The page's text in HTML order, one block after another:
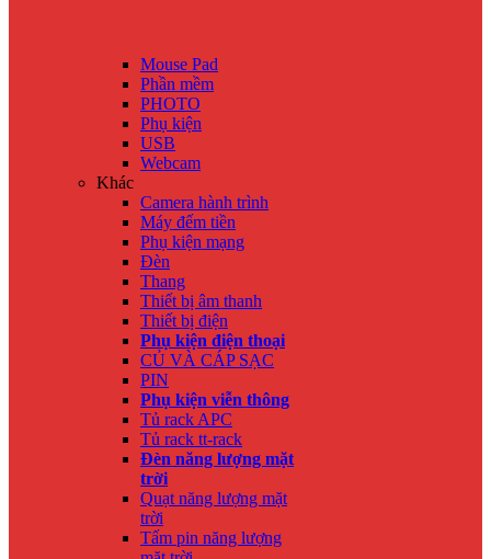
Mouse Pad
Phần mềm
PHOTO
Phụ kiện
USB
Webcam
Khác
Camera hành trình
Máy đếm tiền
Phụ kiện mạng
Đèn
Thang
Thiết bị âm thanh
Thiết bị điện
Phụ kiện điện thoại
CỦ VÀ CÁP SẠC
PIN
Phụ kiện viễn thông
Tủ rack APC
Tủ rack tt-rack
Đèn năng lượng mặt
trời
Quạt năng lượng mặt
trời
Tấm pin năng lượng